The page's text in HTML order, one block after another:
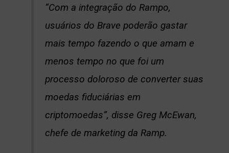
“Com a integração do Rampo,
usuários do Brave poderão gastar
mais tempo fazendo o que amam e
menos tempo no que foi um
processo doloroso de converter suas
moedas fiduciárias em
criptomoedas”, disse Greg McEwan,
chefe de marketing da Ramp.